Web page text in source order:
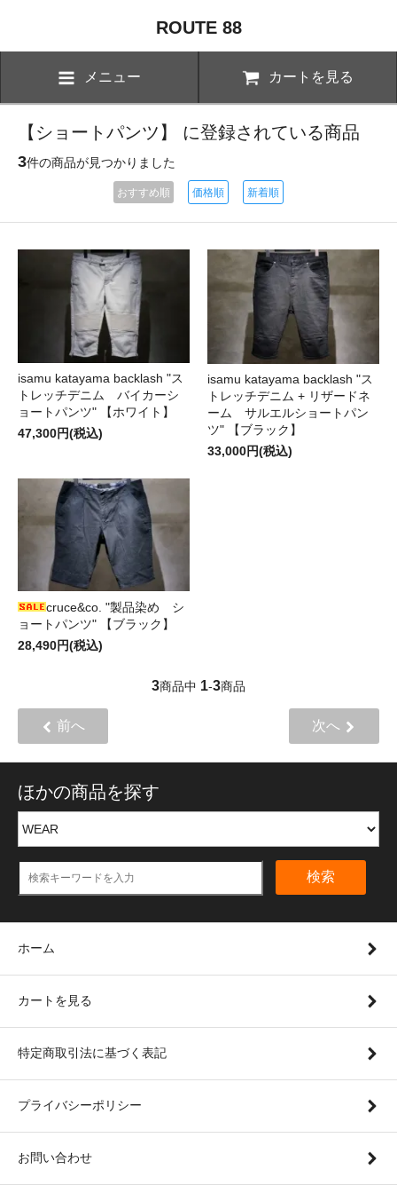
ROUTE 88
メニュー カートを見る
【ショートパンツ】 に登録されている商品
3件の商品が見つかりました
おすすめ順 価格順 新着順
isamu katayama backlash "ス
トレッチデニム バイカーシ
ョートパンツ" 【ホワイト】
47,300円(税込)
isamu katayama backlash "ス
トレッチデニム + リザードネ
ーム サルエルショートパン
ツ" 【ブラック】
33,000円(税込)
cruce&co. "製品染め シ
ョートパンツ" 【ブラック】
28,490円(税込)
3商品中 1-3商品
前へ 次へ
ほかの商品を探す
検索
ホーム
カートを見る
特定商取引法に基づく表記
プライバシーポリシー
お問い合わせ